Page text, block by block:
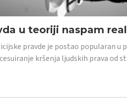
u teoriji naspam
pravde je postao popularan
kršenja ljudskih prava